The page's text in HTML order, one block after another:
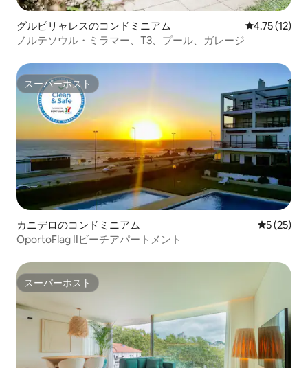
グルピリャレスのコンドミニアム レビュー12
4.75 (12)
ノルテソウル・ミラマー、T3、プール、ガレージ
スーパーホスト
スーパーホスト
カニデロのコンドミニアム レビュー
5 (25)
OportoFlag IIビーチアパートメント
スーパーホスト
スーパーホスト